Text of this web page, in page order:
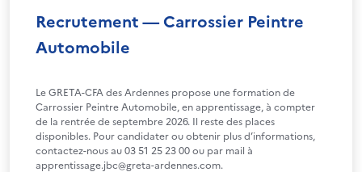
Recrutement — Carrossier Peintre
Automobile
Le GRETA-CFA des Ardennes propose une formation de
Carrossier Peintre Automobile, en apprentissage, à compter
de la rentrée de septembre 2026. Il reste des places
disponibles. Pour candidater ou obtenir plus d’informations,
contactez-nous au 03 51 25 23 00 ou par mail à
apprentissage.jbc@greta-ardennes.com.